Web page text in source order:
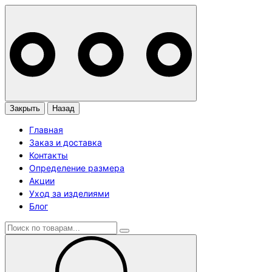
Закрыть Назад
Главная
Заказ и доставка
Контакты
Определение размера
Акции
Уход за изделиями
Блог